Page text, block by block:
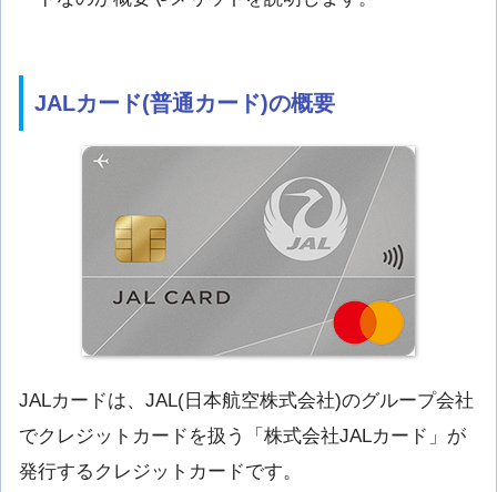
JALカード(普通カード)の概要
JALカードは、JAL(日本航空株式会社)のグループ会社
でクレジットカードを扱う「株式会社JALカード」が
発行するクレジットカードです。